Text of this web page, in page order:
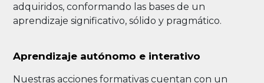
adquiridos, conformando las bases de un
aprendizaje significativo, sólido y pragmático.
Aprendizaje autónomo e interativo
Nuestras acciones formativas cuentan con un